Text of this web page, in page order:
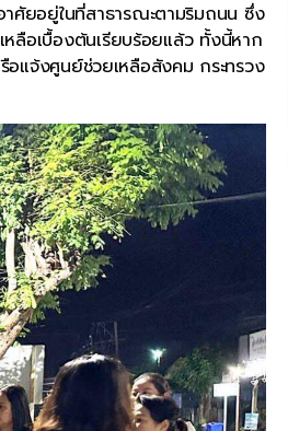
ยอยู่ในที่สาธารณะตามริมถนน ซึ่ง
ลือเบื้องต้นเรียบร้อยแล้ว ทั้งนี้หาก
อแจ้งศูนย์ช่วยเหลือสังคม กระทรวง